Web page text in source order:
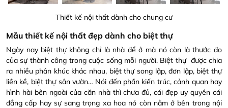
Thiết kế nội thất dành cho chung cư
Mẫu thiết kế nội thất đẹp dành cho biệt thự
Ngày nay biệt thự không chỉ là nhà để ở mà nó còn là thước đo
của sự thành công trong cuộc sống mỗi người. Biệt thự được chia
ra nhiều phân khúc khác nhau, biệt thự song lập, đơn lập, biệt thự
liền kề, biệt thự sân vườn… Nói đến phần kiến trúc, cảnh quan hay
hình hài bên ngoài của căn nhà thì chưa đủ, cái đẹp uy quyền cái
đẳng cấp hay sự sang trọng xa hoa nó còn nằm ở bên trong nội